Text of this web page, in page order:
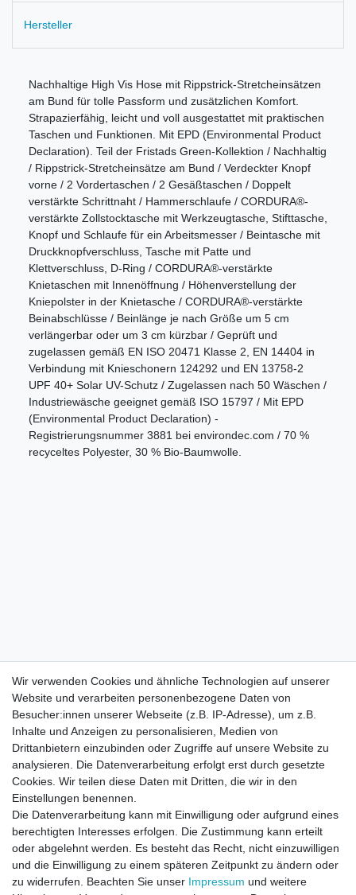
Hersteller
Nachhaltige High Vis Hose mit Rippstrick-Stretcheinsätzen
am Bund für tolle Passform und zusätzlichen Komfort.
Strapazierfähig, leicht und voll ausgestattet mit praktischen
Taschen und Funktionen. Mit EPD (Environmental Product
Declaration). Teil der Fristads Green-Kollektion / Nachhaltig
/ Rippstrick-Stretcheinsätze am Bund / Verdeckter Knopf
vorne / 2 Vordertaschen / 2 Gesäßtaschen / Doppelt
verstärkte Schrittnaht / Hammerschlaufe / CORDURA®-
verstärkte Zollstocktasche mit Werkzeugtasche, Stifttasche,
Knopf und Schlaufe für ein Arbeitsmesser / Beintasche mit
Druckknopfverschluss, Tasche mit Patte und
Klettverschluss, D-Ring / CORDURA®-verstärkte
Knietaschen mit Innenöffnung / Höhenverstellung der
Kniepolster in der Knietasche / CORDURA®-verstärkte
Beinabschlüsse / Beinlänge je nach Größe um 5 cm
verlängerbar oder um 3 cm kürzbar / Geprüft und
zugelassen gemäß EN ISO 20471 Klasse 2, EN 14404 in
Verbindung mit Knieschonern 124292 und EN 13758-2
UPF 40+ Solar UV-Schutz / Zugelassen nach 50 Wäschen /
Industriewäsche geeignet gemäß ISO 15797 / Mit EPD
(Environmental Product Declaration) -
Registrierungsnummer 3881 bei environdec.com / 70 %
recyceltes Polyester, 30 % Bio-Baumwolle.
Wir verwenden Cookies und ähnliche Technologien auf unserer
Website und verarbeiten personenbezogene Daten von
Besucher:innen unserer Webseite (z.B. IP-Adresse), um z.B.
Inhalte und Anzeigen zu personalisieren, Medien von
Drittanbietern einzubinden oder Zugriffe auf unsere Website zu
analysieren. Die Datenverarbeitung erfolgt erst durch gesetzte
Cookies. Wir teilen diese Daten mit Dritten, die wir in den
Einstellungen benennen.
Die Datenverarbeitung kann mit Einwilligung oder aufgrund eines
berechtigten Interesses erfolgen. Die Zustimmung kann erteilt
oder abgelehnt werden. Es besteht das Recht, nicht einzuwilligen
und die Einwilligung zu einem späteren Zeitpunkt zu ändern oder
zu widerrufen. Beachten Sie unser Impressum und weitere